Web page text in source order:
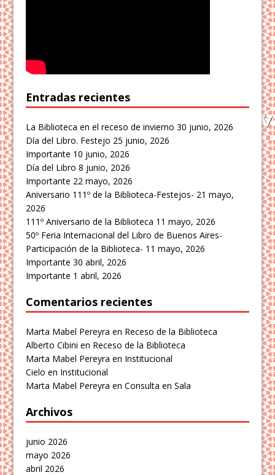
Entradas recientes
La Biblioteca en el receso de invierno 30 junio, 2026
Día del Libro. Festejo 25 junio, 2026
Importante 10 junio, 2026
Día del Libro 8 junio, 2026
Importante 22 mayo, 2026
Aniversario 111º de la Biblioteca-Festejos- 21 mayo,
2026
111º Aniversario de la Biblioteca 11 mayo, 2026
50º Feria Internacional del Libro de Buenos Aires-
Participación de la Biblioteca- 11 mayo, 2026
Importante 30 abril, 2026
Importante 1 abril, 2026
Comentarios recientes
Marta Mabel Pereyra en Receso de la Biblioteca
Alberto Cibini en Receso de la Biblioteca
Marta Mabel Pereyra en Institucional
Cielo en Institucional
Marta Mabel Pereyra enConsulta en Sala
Archivos
junio 2026
mayo 2026
abril 2026